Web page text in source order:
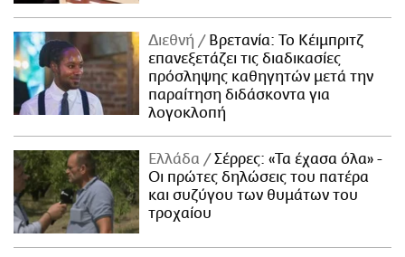
Διεθνή
Βρετανία: Το Κέιμπριτζ
επανεξετάζει τις διαδικασίες
πρόσληψης καθηγητών μετά την
παραίτηση διδάσκοντα για
λογοκλοπή
Ελλάδα
Σέρρες: «Τα έχασα όλα» -
Οι πρώτες δηλώσεις του πατέρα
και συζύγου των θυμάτων του
τροχαίου